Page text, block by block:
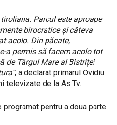
Parcul este aproape
birocratice și câteva
acolo. Din păcate,
a permis să facem acolo tot
de Târgul Mare al Bistriței
, a declarat primarul Ovidiu
televizate de la As Tv.
pentru a doua parte